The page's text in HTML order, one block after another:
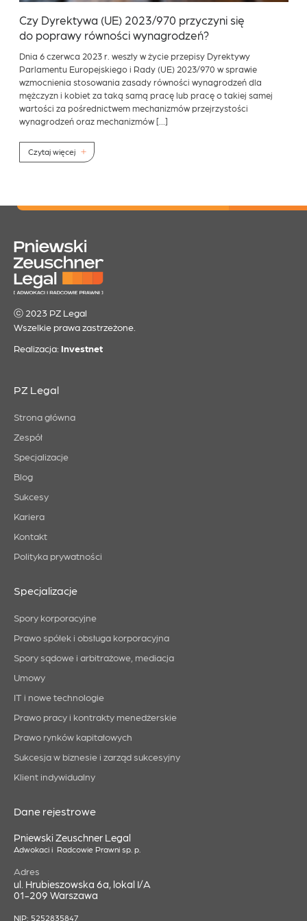
Czy Dyrektywa (UE) 2023/970 przyczyni się
do poprawy równości wynagrodzeń?
Dnia 6 czerwca 2023 r. weszły w życie przepisy Dyrektywy
Parlamentu Europejskiego i Rady (UE) 2023/970 w sprawie
wzmocnienia stosowania zasady równości wynagrodzeń dla
mężczyzn i kobiet za taką samą pracę lub pracę o takiej samej
wartości za pośrednictwem mechanizmów przejrzystości
wynagrodzeń oraz mechanizmów […]
Czytaj więcej
ⓒ 2023 PZ Legal
Wszelkie prawa zastrzeżone.
Realizacja: Investnet
PZ Legal
Strona główna
Zespół
Specjalizacje
Blog
Sukcesy
Kariera
Kontakt
Polityka prywatności
Specjalizacje
Spory korporacyjne
Prawo spółek i obsługa korporacyjna
Spory sądowe i arbitrażowe, mediacja
Umowy
IT i nowe technologie
Prawo pracy i kontrakty menedżerskie
Prawo rynków kapitałowych
Sukcesja w biznesie i zarząd sukcesyjny
Klient indywidualny
Dane rejestrowe
Pniewski Zeuschner Legal
Adwokaci i Radcowie Prawni sp. p.
Adres
ul. Hrubieszowska 6a, lokal I/A
01-209 Warszawa
NIP: 5252835847